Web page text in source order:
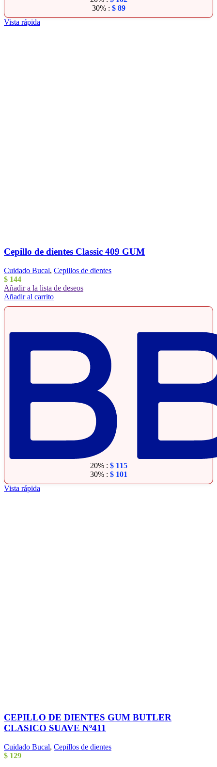
30% : $89
Vista rápida
Cepillo de dientes Classic 409 GUM
Cuidado Bucal, Cepillos de dientes
$ 144
Añadir a la lista de deseos
Añadir al carrito
20% : $115
30% : $101
Vista rápida
CEPILLO DE DIENTES GUM BUTLER
CLASICO SUAVE Nº411
Cuidado Bucal, Cepillos de dientes
$ 129